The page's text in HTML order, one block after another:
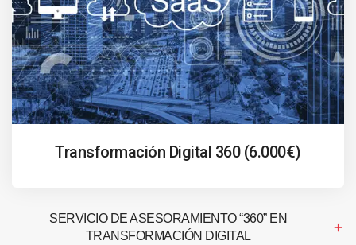
Transformación Digital 360 (6.000€)
SERVICIO DE ASESORAMIENTO “360” EN
TRANSFORMACIÓN DIGITAL